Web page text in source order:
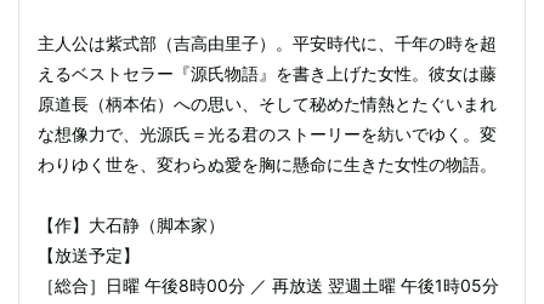
主人公は紫式部（吉高由里子）。平安時代に、千年の時を超
えるベストセラー『源氏物語』を書き上げた女性。彼女は藤
原道長（柄本佑）への思い、そして秘めた情熱とたぐいまれ
な想像力で、光源氏＝光る君のストーリーを紡いでゆく。変
わりゆく世を、変わらぬ愛を胸に懸命に生きた女性の物語。
【作】大石静（脚本家）
【放送予定】
［総合］日曜 午後8時00分 ／ 再放送 翌週土曜 午後1時05分